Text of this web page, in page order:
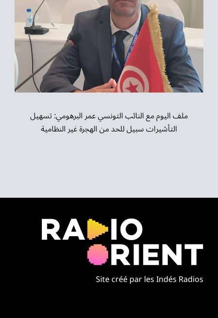
ملف اليوم مع النائب التونسي عمر البرهومي: تسهيل
التأشيرات سبيل للحد من الهجرة غير النظامية
Site créé par les Indés Radios